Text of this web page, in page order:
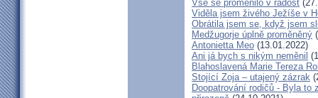
Vše se proměnilo v radost
Viděla jsem živého Ježíše v
Obrátila jsem se, když jsem
Medžugorje úplně proměněný
Antonietta Meo (13.01.2022)
Ani já bych s nikým neměnil
Blahoslavená Marie Tereza
Stojící Zoja – utajený zázrak
Doopatrování rodičů - Byla